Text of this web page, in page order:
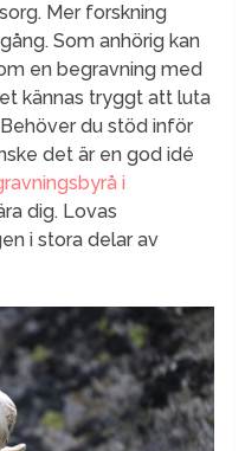
Mer forskning
Som anhörig kan
en begravning med
kännas tryggt att luta
du stöd inför
det är en god idé
i
dig. Lovas
i stora delar av